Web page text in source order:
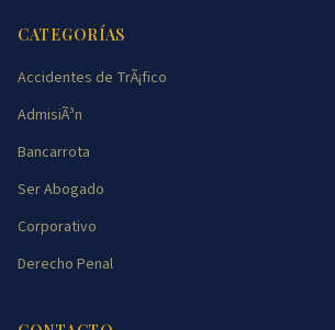
CATEGORÍAS
Accidentes de TrÃ¡fico
AdmisiÃ³n
Bancarrota
Ser Abogado
Corporativo
Derecho Penal